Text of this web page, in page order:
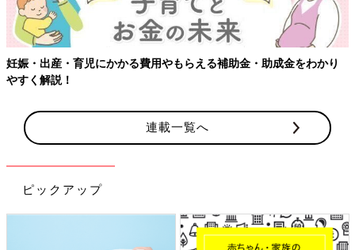
【ワクチン接種できるものも】妊婦の感染症対策、知っておいて！
連載一覧へ
ピックアップ